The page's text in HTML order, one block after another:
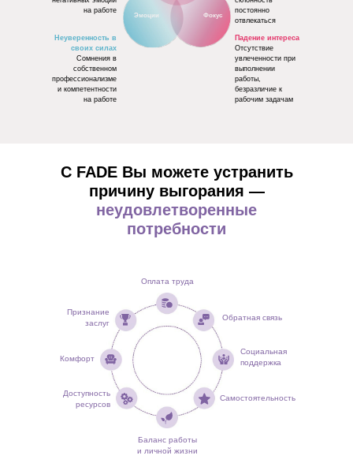
на работе
Эмоции Фокус
Неуверенность в
своих силах
Сомнения в
собственном
профессионализме
и компетентности
на работе
постоянно
отвлекаться
Падение интереса
Отсутствие
увлеченности при
выполнении
работы,
безразличие к
рабочим задачам
С FADE Вы можете устранить
причину выгорания —
неудовлетворенные
потребности
Оплата труда
Обратная связь
Социальная
поддержка
Самостоятельность
Баланс работы
и личной жизни
Доступность
ресурсов
Комфорт
Признание
заслуг